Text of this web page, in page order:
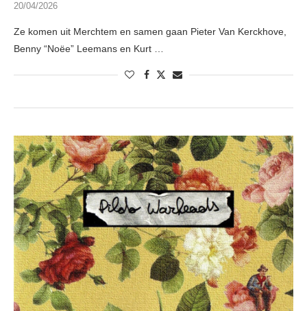
20/04/2026
Ze komen uit Merchtem en samen gaan Pieter Van Kerckhove,
Benny “Noëe” Leemans en Kurt …